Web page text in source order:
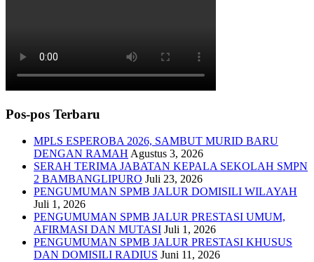
Pos-pos Terbaru
MPLS ESPEROBA 2026, SAMBUT MURID BARU
DENGAN RAMAH Agustus 3, 2026
SERAH TERIMA JABATAN KEPALA SEKOLAH SMPN
2 BAMBANGLIPURO Juli 23, 2026
PENGUMUMAN SPMB JALUR DOMISILI WILAYAH
Juli 1, 2026
PENGUMUMAN SPMB JALUR PRESTASI UMUM,
AFIRMASI DAN MUTASI Juli 1, 2026
PENGUMUMAN SPMB JALUR PRESTASI KHUSUS
DAN DOMISILI RADIUS Juni 11, 2026